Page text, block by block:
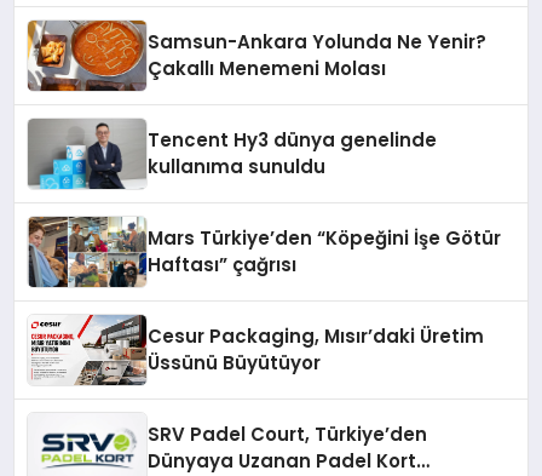
Samsun-Ankara Yolunda Ne Yenir?
Çakallı Menemeni Molası
Tencent Hy3 dünya genelinde
kullanıma sunuldu
Mars Türkiye’den “Köpeğini İşe Götür
Haftası” çağrısı
Cesur Packaging, Mısır’daki Üretim
Üssünü Büyütüyor
SRV Padel Court, Türkiye’den
Dünyaya Uzanan Padel Kort